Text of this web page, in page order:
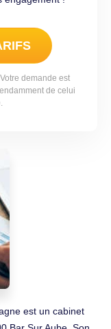
demande est
de celui
est un cabinet